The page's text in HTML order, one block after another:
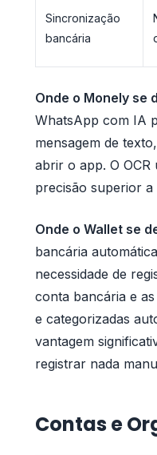
Sincronização
bancária
Onde o Monely se
WhatsApp com IA
mensagem de
abrir o app. O OCR
precisão superior a
Onde o Wallet se
bancária
necessidade de
conta bancária e
e categorizadas
vantagem
registrar nada
Contas e